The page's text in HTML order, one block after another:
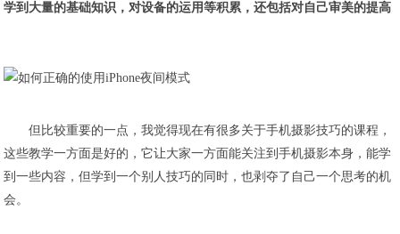
学到大量的基础知识，对设备的运用等积累，还包括对自己审美的提高
但比较重要的一点，我觉得现在有很多关于手机摄影技巧的课程，
这些教学一方面是好的，它让大家一方面能关注到手机摄影本身，能学
到一些内容，但学到一个别人技巧的同时，也剥夺了自己一个思考的机
会。